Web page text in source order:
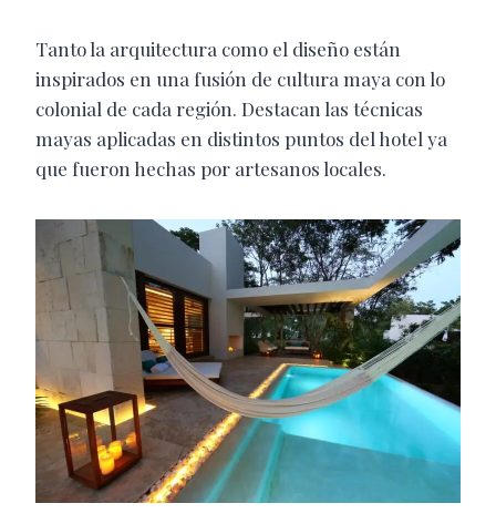
Tanto la arquitectura como el diseño están
inspirados en una fusión de cultura maya con lo
colonial de cada región. Destacan las técnicas
mayas aplicadas en distintos puntos del hotel ya
que fueron hechas por artesanos locales.